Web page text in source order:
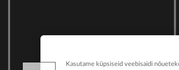
Kasutame küpsiseid veebisaidi